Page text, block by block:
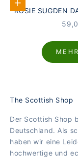
In den Warenkorb
ROSIE SUGDEN
LOUNGE-SOCKEN
The Scottish Shop
Der Scottish Shop
Deutschland. Als
haben wir eine
hochwertige und